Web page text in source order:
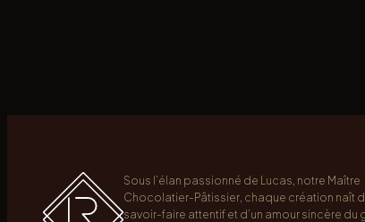
Sous l’élan passionné de Lucas, notre Maître
Chocolatier-Pâtissier, chaque création naît
savoir-faire attentif et d’un amour sincère du